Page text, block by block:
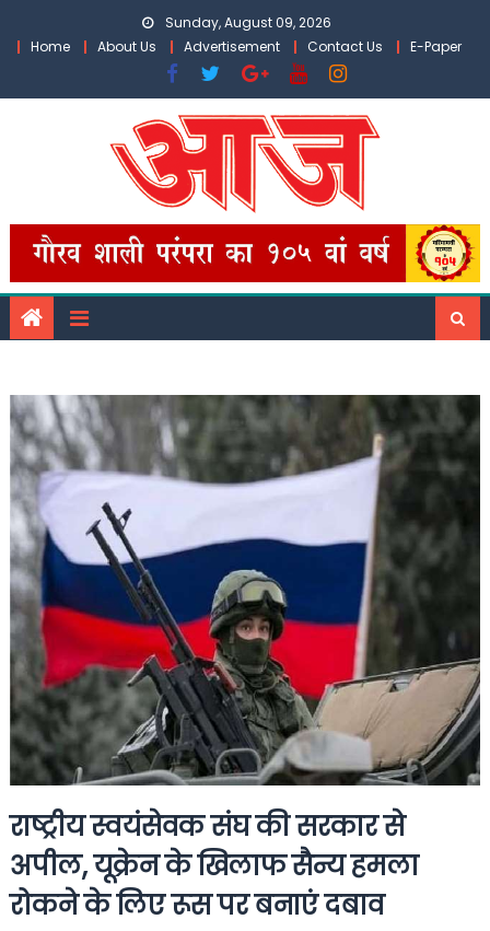
Sunday, August 09, 2026
Home
About Us Advertisement Contact Us E-Paper
राष्ट्रीय स्वयंसेवक संघ की सरकार से
अपील, यूक्रेन के खिलाफ सैन्य हमला
रोकने के लिए रूस पर बनाएं दबाव